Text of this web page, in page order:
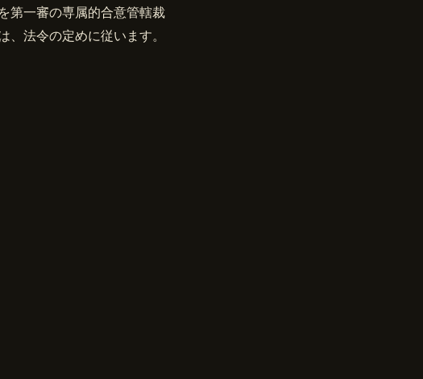
第一審の専属的合意管轄裁
法令の定めに従います。